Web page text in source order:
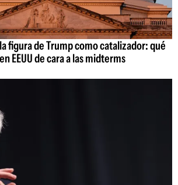
figura de Trump como catalizador: qué
EEUU de cara a las midterms